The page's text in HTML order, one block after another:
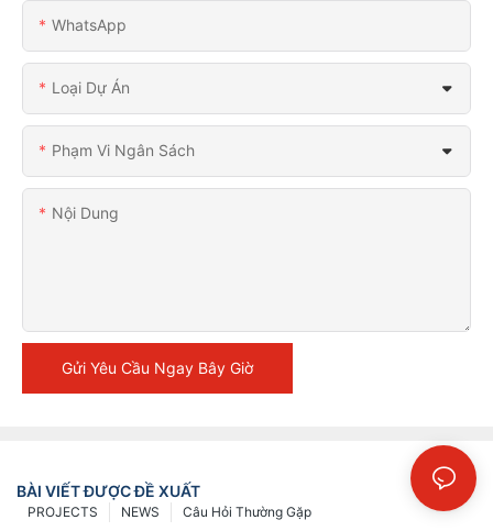
WhatsApp
Loại Dự Án
Phạm Vi Ngân Sách
Nội Dung
Gửi Yêu Cầu Ngay Bây Giờ
BÀI VIẾT ĐƯỢC ĐỀ XUẤT
Câu Hỏi Thường Gặp
NEWS
PROJECTS